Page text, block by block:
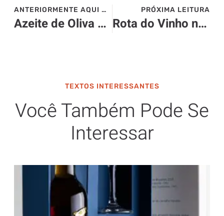
ANTERIORMENTE AQUI NO SITE>>>
Azeite de Oliva Potenza recebe prêmio Internacional
PRÓXIMA LEITURA
Rota do Vinho na Argentina ficou mais próxima
TEXTOS INTERESSANTES
Você Também Pode Se
Interessar